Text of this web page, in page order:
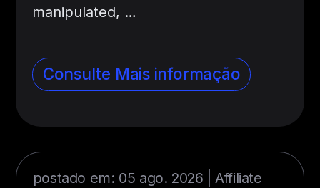
manipulated, …
Consulte Mais informação
postado em: 05 ago. 2026 |Affiliate